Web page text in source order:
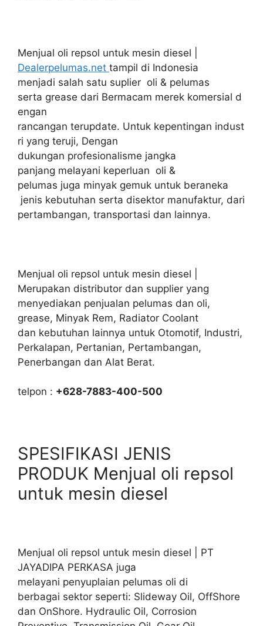
Menjual oli repsol untuk mesin diesel |
Dealerpelumas.net tampil di Indonesia
menjadi salah satu suplier oli & pelumas
serta grease dari Bermacam merek komersial d
engan
rancangan terupdate. Untuk kepentingan indust
ri yang teruji, Dengan
dukungan profesionalisme jangka
panjang melayani keperluan oli &
pelumas juga minyak gemuk untuk beraneka
jenis kebutuhan serta disektor manufaktur, dari
pertambangan, transportasi dan lainnya.
Menjual oli repsol untuk mesin diesel |
Merupakan distributor dan supplier yang
menyediakan penjualan pelumas dan oli,
grease, Minyak Rem, Radiator Coolant
dan kebutuhan lainnya untuk Otomotif, Industri,
Perkalapan, Pertanian, Pertambangan,
Penerbangan dan Alat Berat.
telpon : +628-7883-400-500
SPESIFIKASI JENIS
PRODUK Menjual oli repsol
untuk mesin diesel
Menjual oli repsol untuk mesin diesel | PT
JAYADIPA PERKASA juga
melayani penyuplaian pelumas oli di
berbagai sektor seperti: Slideway Oil, OffShore
dan OnShore. Hydraulic Oil, Corrosion